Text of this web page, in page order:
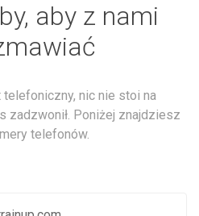
aby z nami
nic nie stoi na
zadzwonił. Poniżej znajdziesz
telefonów.